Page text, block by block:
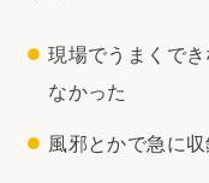
現場でうまくで
なかった
風邪とかで急に収